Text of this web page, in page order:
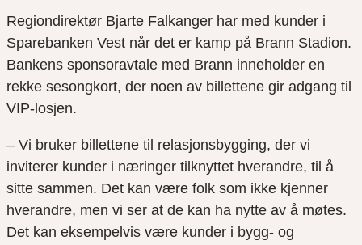
Regiondirektør Bjarte Falkanger har med kunder i
Sparebanken Vest når det er kamp på Brann Stadion.
Bankens sponsoravtale med Brann inneholder en
rekke sesongkort, der noen av billettene gir adgang til
VIP-losjen.
– Vi bruker billettene til relasjonsbygging, der vi
inviterer kunder i næringer tilknyttet hverandre, til å
sitte sammen. Det kan være folk som ikke kjenner
hverandre, men vi ser at de kan ha nytte av å møtes.
Det kan eksempelvis være kunder i bygg- og